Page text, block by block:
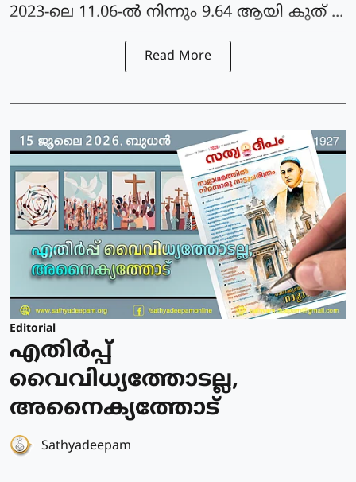
2023-ലെ 11.06-ൽ നിന്നും 9.64 ആയി കുത് ...
Read More
Editorial
എതിർപ്പ്
വൈവിധ്യത്തോടല്ല,
അനൈക്യത്തോട്
Sathyadeepam